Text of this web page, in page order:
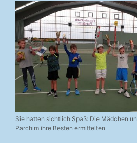
Sie hatten sichtlich Spaß: Die Mädchen
Parchim ihre Besten ermittelten